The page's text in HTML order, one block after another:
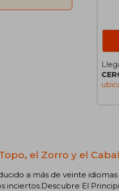
el Zorro y el
a más de veinte
inciertos.Descubre El